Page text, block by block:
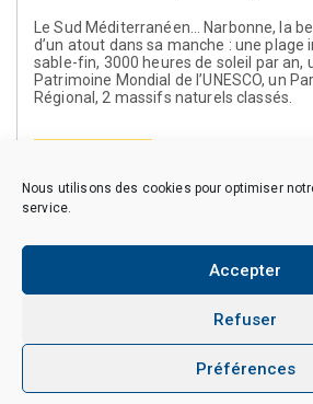
Nous utilisons des cookies pour optimiser
service.
Accepter
Refuser
Préférences
Le Sud Méditerranéen… Narbonne, la
d’un atout dans sa manche : une plage
sable-fin, 3000 heures de soleil par an,
Patrimoine Mondial de l’UNESCO, un
Régional, 2 massifs naturels classés.
Copyright © 2026 CAES du CNRS.
Politique de cookies (EU)
Politique
Mentions Légales et Politique des